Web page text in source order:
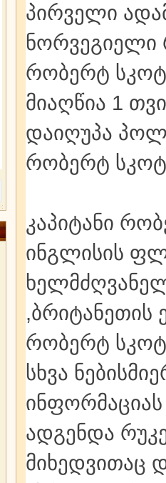
პირველი
ნორვეგიელი
რობერტ
მიაღწია 1
დაიღუპა
რობერტ
კაპიტანი
ინგლისის
,ბრიტანეთის
რობერტ
სხვა
ინფორმაციას
ადგენდა
მიხედვითაც